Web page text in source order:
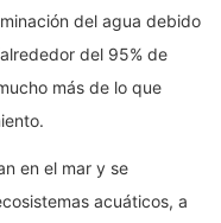
del agua debido
del 95% de
más de lo que
en el mar y se
acuáticos, a